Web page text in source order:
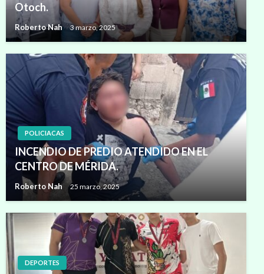
Otoch.
Roberto Nah 3 marzo, 2025
POLICIACAS
INCENDIO DE PREDIO ATENDIDO EN EL
CENTRO DE MÉRIDA.
Roberto Nah 25 marzo, 2025
DEPORTES